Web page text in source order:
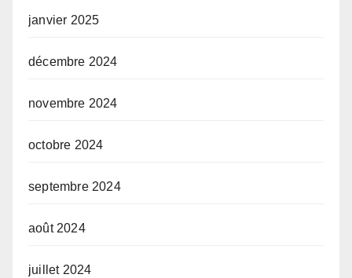
janvier 2025
décembre 2024
novembre 2024
octobre 2024
septembre 2024
août 2024
juillet 2024